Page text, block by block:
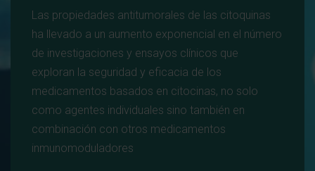
Las propiedades antitumorales de las citoquinas
ha llevado a un aumento exponencial en el número
de investigaciones y ensayos clínicos que
exploran la seguridad y eficacia de los
medicamentos basados en citocinas, no solo
como agentes individuales sino también en
combinación con otros medicamentos
inmunomoduladores